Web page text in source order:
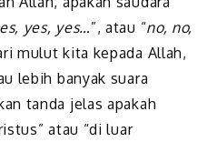
yes, yes…”, atau “no, no,
mulut kita kepada Allah,
lebih banyak suara
tanda jelas apakah
atau “di luar